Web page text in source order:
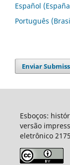
Español
Português
Enviar
Esboços:
versão
eletrônico